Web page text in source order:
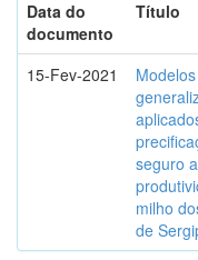
Data do
documento
Título
15-Fev-2021
seguro
milho
de